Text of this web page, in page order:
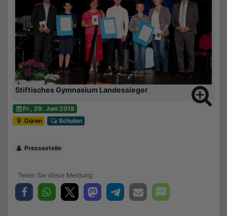
Stiftisches Gymnasium Landessieger
Fr., 29. Juni 2018
Düren
Schulen
Pressestelle